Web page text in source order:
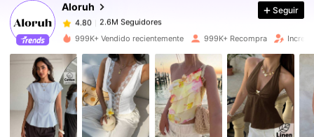
Aloruh
4.80
2.6M Seguidores
K***y pagó Hace 1 día
4.80 2.6M Seguidores
4.80 2.6M Seguidores
Seguir
999K+ Vendido recientemente 999K+ Recompra